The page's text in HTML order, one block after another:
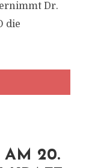
Dr.
die
AM 20.